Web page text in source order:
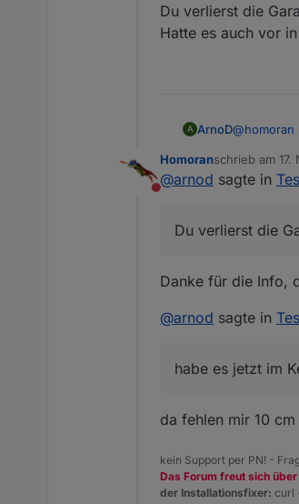
Ich
An zu
Du verlierst die
Hatte es auch vor
A ArnoD@homoran
Ich
Du
Hatte es
Nicht stören
Homoranschrieb am 17.
zuletzt editiert
@arnod sagte in
Du verlierst die
Danke für die Info,
@arnod sagte in
habe es jetzt im
da fehlen mir 10 cm
kein Support per PN! -
Das Forum freut sich
der Installationsfixer: curl